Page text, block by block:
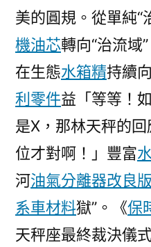
美的圓規。從單純“
機油芯轉向“治流域
在生態水箱精持續
利零件益「等等！如
是X，那林天秤的
位才對啊！」豐富
河油氣分離器改良版
系車材料獄”。《保
天秤座最終裁決儀